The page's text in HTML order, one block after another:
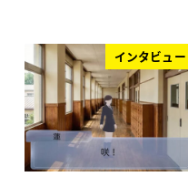
インタビュー